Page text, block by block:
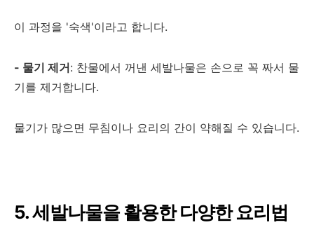
이 과정을 '숙색'이라고 합니다.
- 물기 제거: 찬물에서 꺼낸 세발나물은 손으로 꼭 짜서 물
기를 제거합니다.
물기가 많으면 무침이나 요리의 간이 약해질 수 있습니다.
5. 세발나물을 활용한 다양한 요리법